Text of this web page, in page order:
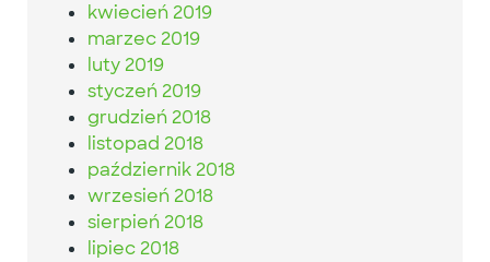
kwiecień 2019
marzec 2019
luty 2019
styczeń 2019
grudzień 2018
listopad 2018
październik 2018
wrzesień 2018
sierpień 2018
lipiec 2018